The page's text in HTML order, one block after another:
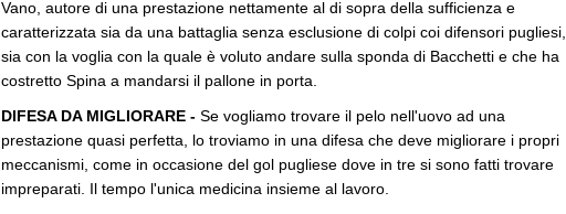
Vano, autore di una prestazione nettamente al di sopra della sufficienza e
caratterizzata sia da una battaglia senza esclusione di colpi coi difensori pugliesi,
sia con la voglia con la quale è voluto andare sulla sponda di Bacchetti e che ha
costretto Spina a mandarsi il pallone in porta.
DIFESA DA MIGLIORARE - Se vogliamo trovare il pelo nell'uovo ad una
prestazione quasi perfetta, lo troviamo in una difesa che deve migliorare i propri
meccanismi, come in occasione del gol pugliese dove in tre si sono fatti trovare
impreparati. Il tempo l'unica medicina insieme al lavoro.